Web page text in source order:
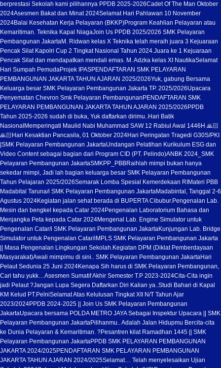
berprestasi Sekolah kami pilihannya PPDB 2025-2026Cadet Of The Man Oktober
2024Asesmen Bakat dan Minat 2024Selamat Hari Pahlawan 10 November
2024Balai Kesehatan Kerja Pelayaran (BKKP)Program Keahlian Pelayaran atau
Kemaritiman. Teknika Kapal NiagaJoin Us PPDB 2025/2026 SMK Pelayaran
Pembangunan JakartaM. Ridwan kelas X Teknika telah meraih juara 3 Kejuaraan
Pencak Silat Kapolri Cup 2 Tingkat Nasional Tahun 2024.Juara ke 1 Kejuaraan
Pencak Silat dan mendapatkan mendali emas. M. Adzka kelas XI NautikaSelamat
Hari Sumpah PemudaProjek IPASPENDAFTARAN SMK PELAYARAN
PEMBANGUNAN JAKARTA TAHUN AJARAN 2025/2026Yuk, gabung Bersama
Keluarga besar SMK Pelayaran Pembangunan Jakarta TP. 2025/2026Upacara
Penyematan Chevron Smk Pelayaran Pembangunan PENDAFTARAN SMK
PELAYARAN PEMBANGUNAN JAKARTA TAHUN AJARAN 2025/2026 PPDB
Tahun 2025-2026 sudah di buka, Yuk daftarkan dirimu..Hari Batik
Nasional Memperingati Maulid Nabi Muhammad SAW 12 Rabiul Awal 1446H 🙏🏻
🙏🏻 Hari Kesaktian Pancasila, 01 Oktober 2024Hari Peringatan Tragedi G30S/PKI
|SMK Pelayaran Pembangunan JakartaUndangan Pelatihan Kurikulum ESG dan
Video Content sebagai bagian dari Program CID (PT. Pelindo)ANBK 2024_SMK
Pelayaran Pembangunan JakartaSMKPP_PBBRaihlah mimpi bukan hanya
sekedar mimpi, Jadi lah bagian keluarga besar SMK Pelayaran Pembangunan
Tahun Pelajaran 2025/2026Semarak Lomba Spesial Kemerdekaan RI Materi PBB
Madabital Taruna/i SMK Pelayaran Pembangunan JakartaMadabintal, Tanggal 2-6
Agustus 2024Kegiatan jalan sehat berada di BUPERTA Cibubur.Pengenalan Lab.
Mesin dan bengkel kepada Catar 2024Pengenalan Laboratorium Bahasa dan
Menjangka Peta kepada Catar 2024Mengenal Lab. Engine Simulator untuk
Pengenalan Catar/i SMK Pelayaran Pembangunan JakartaKunjungan Lab. Bridge
Simulator untuk Pengenalan Catar/i MPLS SMK Pelayaran Pembangunan Jakarta
|| Masa Pengenalan Lingkungan Sekolah.Kegiatan DPM (Diklat Pemberdayaan
Masyarakat)Awali mimpimu di sini.. SMK Pelayaran Pembangunan JakartaHari
Pelaut Sedunia 25 Juni 2024Kenapa Sih harus di SMK Pelayaran Pembangunan,
Cari tahu yukk…Asesmen Sumatif Akhir Semester T.P 2023-2024Cita-Cita ingin
jadi Pelaut ?Jangan Lupa Segera Daftarkan Diri Kalian ya..Studi Bahari di Kapal
KM Kelud PT.PelniSelamat Atas Kelulusan Tingkat XII N/T Tahun Ajar
2023/2024PPDB 2024-2025 || Join Us SMK Pelayaran Pembangunan
JakartaUpacara bersama POLDA METRO JAYA Sebagai Inspektur Upacara || SMK
Pelayaran Pembangunan JakartaPilihanmu.. Adalah Jalan Hidupmu Bercita-cita
ke Dunia Pelayaran & Kemaritiman. ?Pesantren kilat Ramadhan 1445 || SMK
Pelayaran Pembangunan JakartaPPDB SMK PELAYARAN PEMBANGUNAN
JAKARTA 2024/2025PENDAFTARAN SMK PELAYARAN PEMBANGUNAN
JAKARTA TAHUN AJARAN 2024/2025Selamat… Telah menyelesaikan Ujian